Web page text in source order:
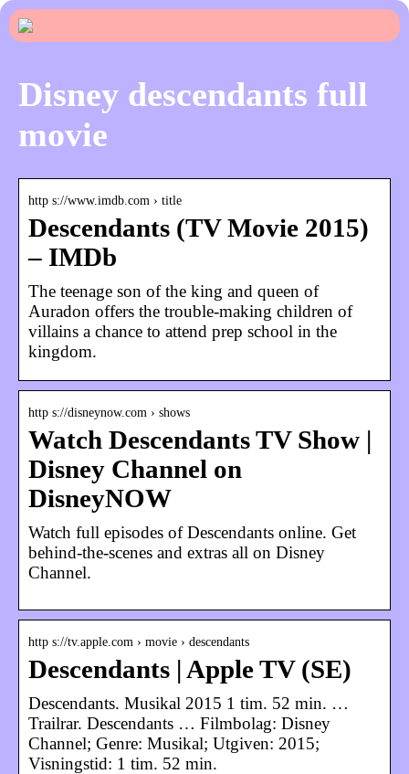
Disney descendants full
movie
http s://www.imdb.com › title
Descendants (TV Movie 2015)
– IMDb
The teenage son of the king and queen of
Auradon offers the trouble-making children of
villains a chance to attend prep school in the
kingdom.
http s://disneynow.com › shows
Watch Descendants TV Show |
Disney Channel on
DisneyNOW
Watch full episodes of Descendants online. Get
behind-the-scenes and extras all on Disney
Channel.
http s://tv.apple.com › movie › descendants
Descendants | Apple TV (SE)
Descendants. Musikal 2015 1 tim. 52 min. …
Trailrar. Descendants … Filmbolag: Disney
Channel; Genre: Musikal; Utgiven: 2015;
Visningstid: 1 tim. 52 min.